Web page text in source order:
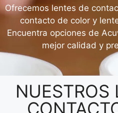
Ofrecemos lentes de
contacto de color y
Encuentra opciones de
mejor calidad y
NUESTROS